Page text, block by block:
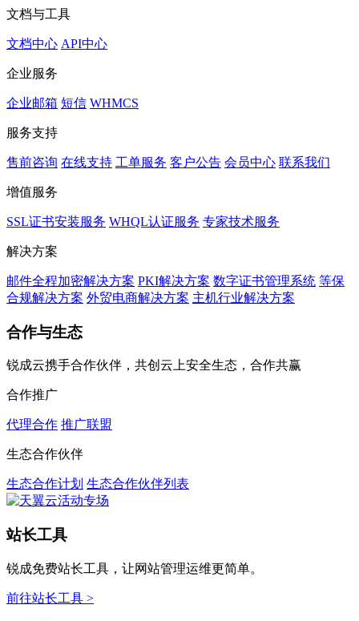
文档与工具
文档中心 API中心
企业服务
企业邮箱 短信 WHMCS
服务支持
售前咨询 在线支持 工单服务 客户公告 会员中心 联系我们
增值服务
SSL证书安装服务 WHQL认证服务 专家技术服务
解决方案
邮件全程加密解决方案 PKI解决方案 数字证书管理系统 等保
合规解决方案 外贸电商解决方案 主机行业解决方案
合作与生态
锐成云携手合作伙伴，共创云上安全生态，合作共赢
合作推广
代理合作 推广联盟
生态合作伙伴
生态合作计划 生态合作伙伴列表
站长工具
锐成免费站长工具，让网站管理运维更简单。
前往站长工具 >